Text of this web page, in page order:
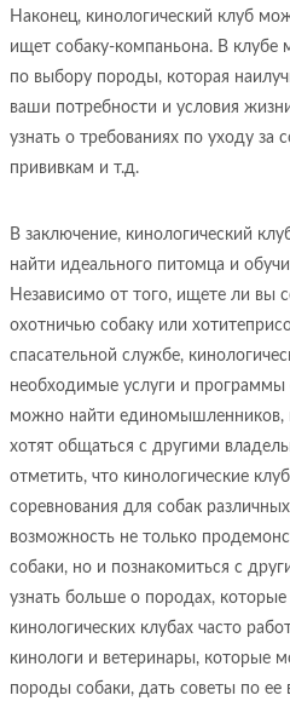
Наконец, кинологический клуб
ищет собаку-компаньона. В клубе
по выбору породы, которая
ваши потребности и условия
узнать о требованиях по уходу за
прививкам и т.д.
В заключение, кинологический
найти идеального питомца и
Независимо от того, ищете ли вы
охотничью собаку или
спасательной службе,
необходимые услуги и программы
можно найти единомышленников,
хотят общаться с другими
отметить, что кинологические
соревнования для собак
возможность не только
собаки, но и познакомиться с
узнать больше о породах,
кинологических клубах часто
кинологи и ветеринары, которые
породы собаки, дать советы по ее